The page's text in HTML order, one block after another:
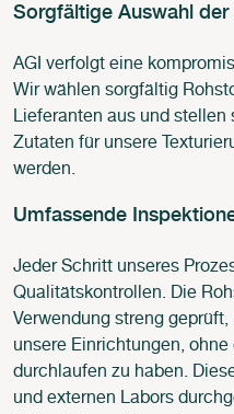
Sorgfältige Auswahl
AGI verfolgt eine
Wir wählen sorgfältig
Lieferanten aus und stellen
Zutaten für unsere
werden.
Umfassende
Jeder Schritt unseres
Qualitätskontrollen. Die
Verwendung streng
unsere Einrichtungen,
durchlaufen zu haben.
und externen Labors